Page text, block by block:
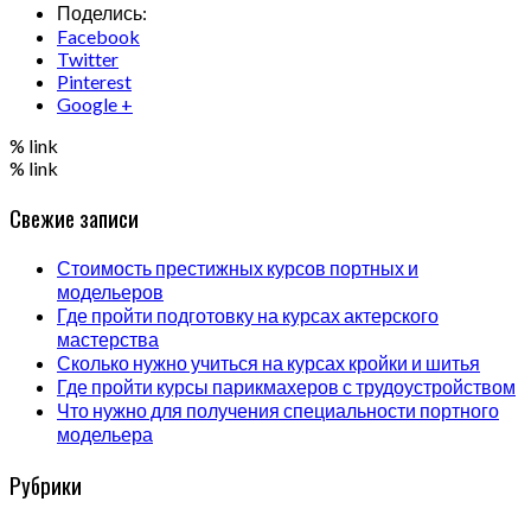
Поделись:
Facebook
Twitter
Pinterest
Google +
% link
% link
Свежие записи
Стоимость престижных курсов портных и
модельеров
Где пройти подготовку на курсах актерского
мастерства
Сколько нужно учиться на курсах кройки и шитья
Где пройти курсы парикмахеров с трудоустройством
Что нужно для получения специальности портного
модельера
Рубрики